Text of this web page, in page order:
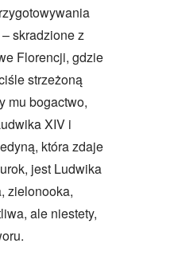
skradzione z
Florencji, gdzie
strzeżoną
mu bogactwo,
XIV i
która zdaje
jest Ludwika
zielonooka,
ale niestety,